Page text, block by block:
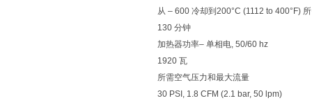
从 – 600 冷却到200°C (1112 to 400°F)
130 分钟
加热器功率– 单相电, 50/60 hz
1920 瓦
所需空气压力和最大流量
30 PSI, 1.8 CFM (2.1 bar, 50 lpm)